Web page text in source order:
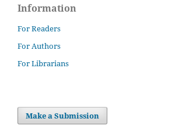
Information
For Readers
For Authors
For Librarians
Make a Submission